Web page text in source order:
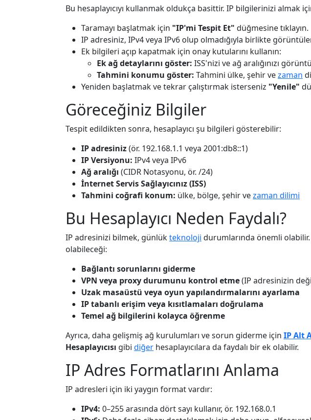
Bu hesaplayıcıyı kullanmak oldukça basittir. IP bilgilerinizi almak
Taramayı başlatmak için "IP'mi Tespit Et" düğmesine tıklayın.
IP adresiniz, IPv4 veya IPv6 olup olmadığıyla birlikte
Ek bilgileri açıp kapatmak için onay kutularını kullanın:
Ek ağ detaylarını göster: ISS'nizi ve ağ aralığınızı
Tahmini konumu göster: Tahmini ülke, şehir vezaman
Yeniden başlatmak ve tekrar çalıştırmak isterseniz "Yenile"
Göreceğiniz Bilgiler
Tespit edildikten sonra, hesaplayıcı şu bilgileri gösterebilir:
IP adresiniz(ör. 192.168.1.1 veya 2001:db8::1)
IP Versiyonu: IPv4 veya IPv6
Ağ aralığı (CIDR Notasyonu, ör. /24)
İnternet Servis Sağlayıcınız (ISS)
Tahmini coğrafi konum: ülke, bölge, şehir vezaman dilimi
Bu Hesaplayıcı Neden Faydalı?
IP adresinizi bilmek, günlükteknoloji durumlarında önemli olabilir.
olabileceği:
Bağlantı sorunlarını giderme
VPN veya proxy durumunu kontrol etme(IP adresinizin
Uzak masaüstü veya oyun yapılandırmalarını ayarlama
IP tabanlı erişim veya kısıtlamaları doğrulama
Temel ağ bilgilerini kolayca öğrenme
Ayrıca, daha gelişmiş ağ kurulumları ve sorun giderme için IP Alt
Hesaplayıcısı gibi diğer hesaplayıcılara da faydalı bir ek olabilir.
IP Adres Formatlarını Anlama
IP adresleri için iki yaygın format vardır:
IPv4: 0–255 arasında dört sayı kullanır, ör. 192.168.0.1